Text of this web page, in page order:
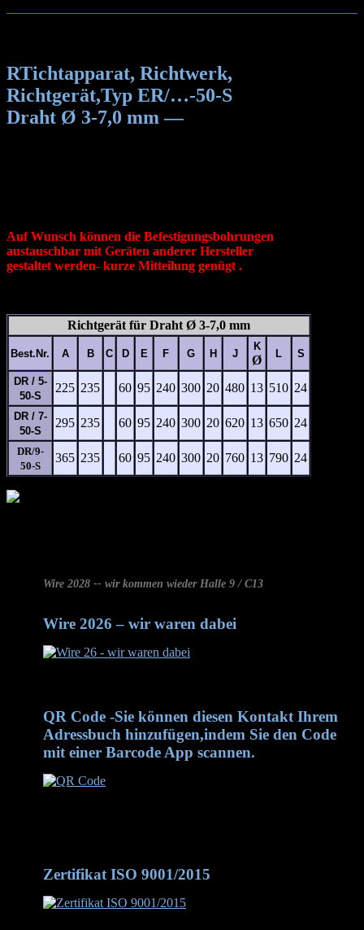
RTichtapparat, Richtwerk,
Richtgerät,Typ ER/…-50-S
Draht Ø 3-7,0 mm —
Auf Wunsch können die Befestigungsbohrungen
austauschbar mit Geräten anderer Hersteller
gestaltet werden- kurze Mitteilung genügt .
Richtgerät für Draht Ø 3-7,0 mm
Best.Nr. A B C D E F G H J
K
Ø L S
DR / 5-
50-S
225 235 60 95 240 300 20 480 13 510 24
DR / 7-
50-S
295 235 60 95 240 300 20 620 13 650 24
DR/9-
50-S
365 235 60 95 240 300 20 760 13 790 24
Wire 2028 -- wir kommen wieder Halle 9 / C13
Wire 2026 – wir waren dabei
QR Code -Sie können diesen Kontakt Ihrem
Adressbuch hinzufügen,indem Sie den Code
mit einer Barcode App scannen.
Zertifikat ISO 9001/2015